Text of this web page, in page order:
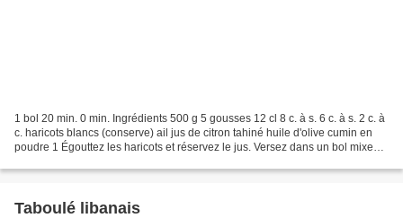
1 bol 20 min. 0 min. Ingrédients 500 g 5 gousses 12 cl 8 c. à s. 6 c. à s. 2 c. à
c. haricots blancs (conserve) ail jus de citron tahiné huile d'olive cumin en
poudre 1 Égouttez les haricots et réservez le jus. Versez dans un bol mixeur
Taboulé libanais